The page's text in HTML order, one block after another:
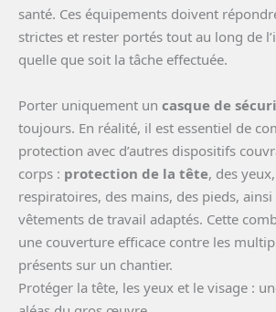
santé. Ces équipements doivent
strictes et rester portés tout au long de
quelle que soit la tâche effectuée.
Porter uniquement un casque de
toujours. En réalité, il est essentiel de
protection avec d’autres dispositifs
corps : protection de la tête, des
respiratoires, des mains, des pieds, ainsi
vêtements de travail adaptés. Cette
une couverture efficace contre les
présents sur un chantier.
Protéger la tête, les yeux et le visage :